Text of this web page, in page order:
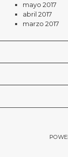
mayo 2017
abril 2017
marzo 2017